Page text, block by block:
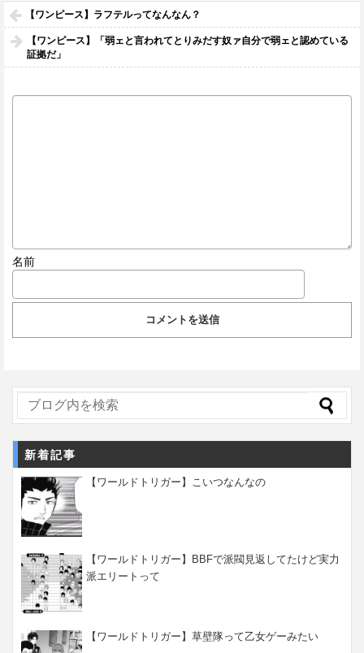
【ワンピース】ラフテルってなんなん？
【ワンピース】「弱ェと言われてとりみだす奴ァ自分で弱ェと認めている
証拠だ」
名前
新着記事
【ワールドトリガー】こいつなんなの
【ワールドトリガー】BBFで派閥見返してたけど実力
派エリートって
【ワールドトリガー】草壁隊って乙女ゲーみたい